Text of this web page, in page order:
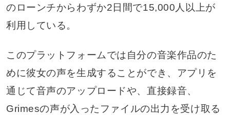
のローンチからわずか2日間で15,000人以上が
利用している。
このプラットフォームでは自分の音楽作品のた
めに彼女の声を生成することができ、アプリを
通じて音声のアップロードや、直接録音、
Grimesの声が入ったファイルの出力を受け取る